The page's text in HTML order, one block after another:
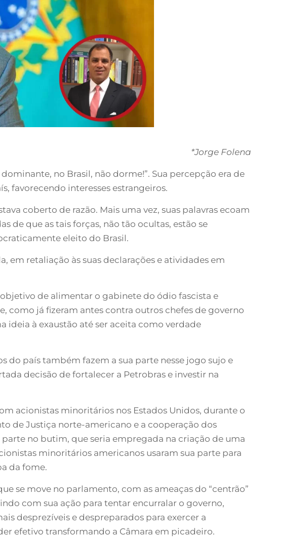
*Jorge Folena
no Brasil, não dorme!”. Sua percepção era de
favorecendo interesses estrangeiros.
coberto de razão. Mais uma vez, suas palavras ecoam
de que as tais forças, não tão ocultas, estão se
eleito do Brasil.
em retaliação às suas declarações e atividades em
de alimentar o gabinete do ódio fascista e
já fizeram antes contra outros chefes de governo
ideia à exaustão até ser aceita como verdade
do país também fazem a sua parte nesse jogo sujo e
decisão de fortalecer a Petrobras e investir na
acionistas minoritários nos Estados Unidos, durante o
de Justiça norte-americano e a cooperação dos
no butim, que seria empregada na criação de uma
minoritários americanos usaram sua parte para
da fome.
se move no parlamento, com as ameaças do “centrão”
com sua ação para tentar encurralar o governo,
desprezíveis e despreparados para exercer a
efetivo transformando a Câmara em picadeiro.